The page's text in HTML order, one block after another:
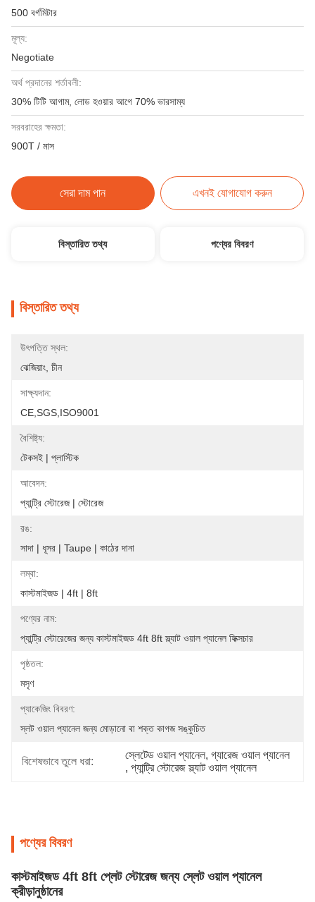
500 বর্গমিটার
মূল্য:
Negotiate
অর্থ প্রদানের শর্তাবলী:
30% টিটি আগাম, লোড হওয়ার আগে 70% ভারসাম্য
সরবরাহের ক্ষমতা:
900T / মাস
সেরা দাম পান এখনই যোগাযোগ করুন
বিস্তারিত তথ্য পণ্যের বিবরণ
বিস্তারিত তথ্য
উৎপত্তি স্থল:
ঝেজিয়াং, চীন
সাক্ষ্যদান:
CE,SGS,ISO9001
বৈশিষ্ট্য:
টেকসই | প্লাস্টিক
আবেদন:
প্যান্ট্রি স্টোরেজ | স্টোরেজ
রঙ:
সাদা | ধূসর | Taupe | কাঠের দানা
লম্বা:
কাস্টমাইজড | 4ft | 8ft
পণ্যের নাম:
প্যান্ট্রি স্টোরেজের জন্য কাস্টমাইজড 4ft 8ft স্ল্যাট ওয়াল প্যানেল ফিক্সচার
পৃষ্ঠতল:
মসৃণ
প্যাকেজিং বিবরণ:
স্লট ওয়াল প্যানেল জন্য মোড়ানো বা শক্ত কাগজ সঙ্কুচিত
বিশেষভাবে তুলে ধরা:
স্লেটেড ওয়াল প্যানেল, গ্যারেজ ওয়াল প্যানেল
, প্যান্ট্রি স্টোরেজ স্ল্যাট ওয়াল প্যানেল
পণ্যের বিবরণ
কাস্টমাইজড 4ft 8ft প্লেট স্টোরেজ জন্য স্লেট ওয়াল প্যানেল
ক্রীড়ানুষ্ঠানের